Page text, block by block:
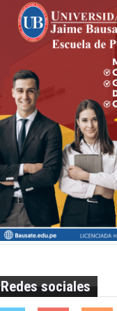
Redes sociales